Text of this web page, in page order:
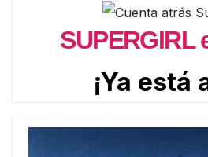
SUPERGIRL
¡Ya está